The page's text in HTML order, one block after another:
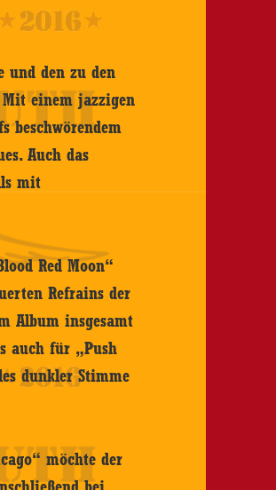
und den zu den
Mit einem jazzigen
beschwörendem
Auch das
mit
Red Moon“
Refrains der
Album insgesamt
auch für „Push
dunkler Stimme
möchte der